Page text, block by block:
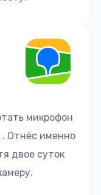
микрофон
. Отнёс именно
двое суток